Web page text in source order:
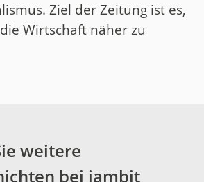
Ziel der Zeitung ist es,
Wirtschaft näher zu
weitere
bei jambit